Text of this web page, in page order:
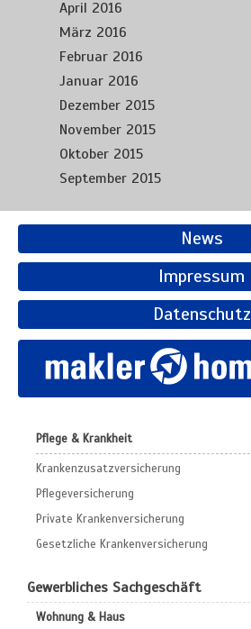
April 2016
März 2016
Februar 2016
Januar 2016
Dezember 2015
November 2015
Oktober 2015
September 2015
News
Impressum
Datenschutz
Pflege & Krankheit
Krankenzusatzversicherung
Pflegeversicherung
Private Krankenversicherung
Gesetzliche Krankenversicherung
Gewerbliches Sachgeschäft
Wohnung & Haus